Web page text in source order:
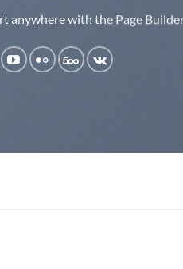
anywhere with the Page